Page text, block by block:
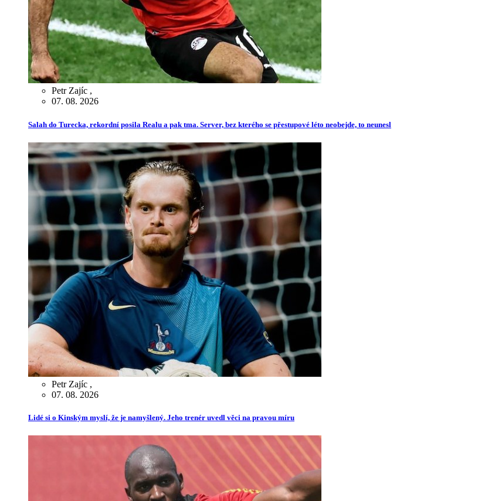
Petr Zajíc ,
07. 08. 2026
Salah do Turecka, rekordní posila Realu a pak tma. Server, bez kterého se přestupové léto neobejde, to neunesl
Petr Zajíc ,
07. 08. 2026
Lidé si o Kinským myslí, že je namyšlený. Jeho trenér uvedl věci na pravou míru